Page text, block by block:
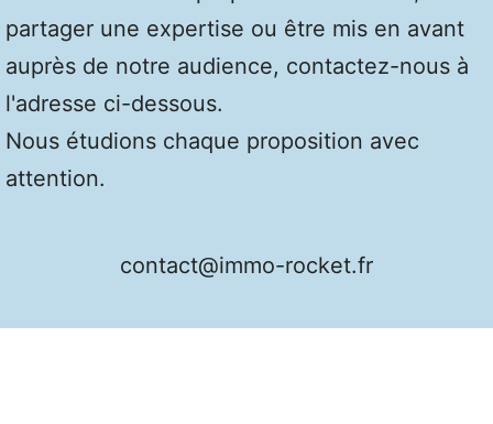
partager une expertise ou être mis en avant
auprès de notre audience, contactez-nous à
l'adresse ci-dessous.
Nous étudions chaque proposition avec
attention.
contact@immo-rocket.fr